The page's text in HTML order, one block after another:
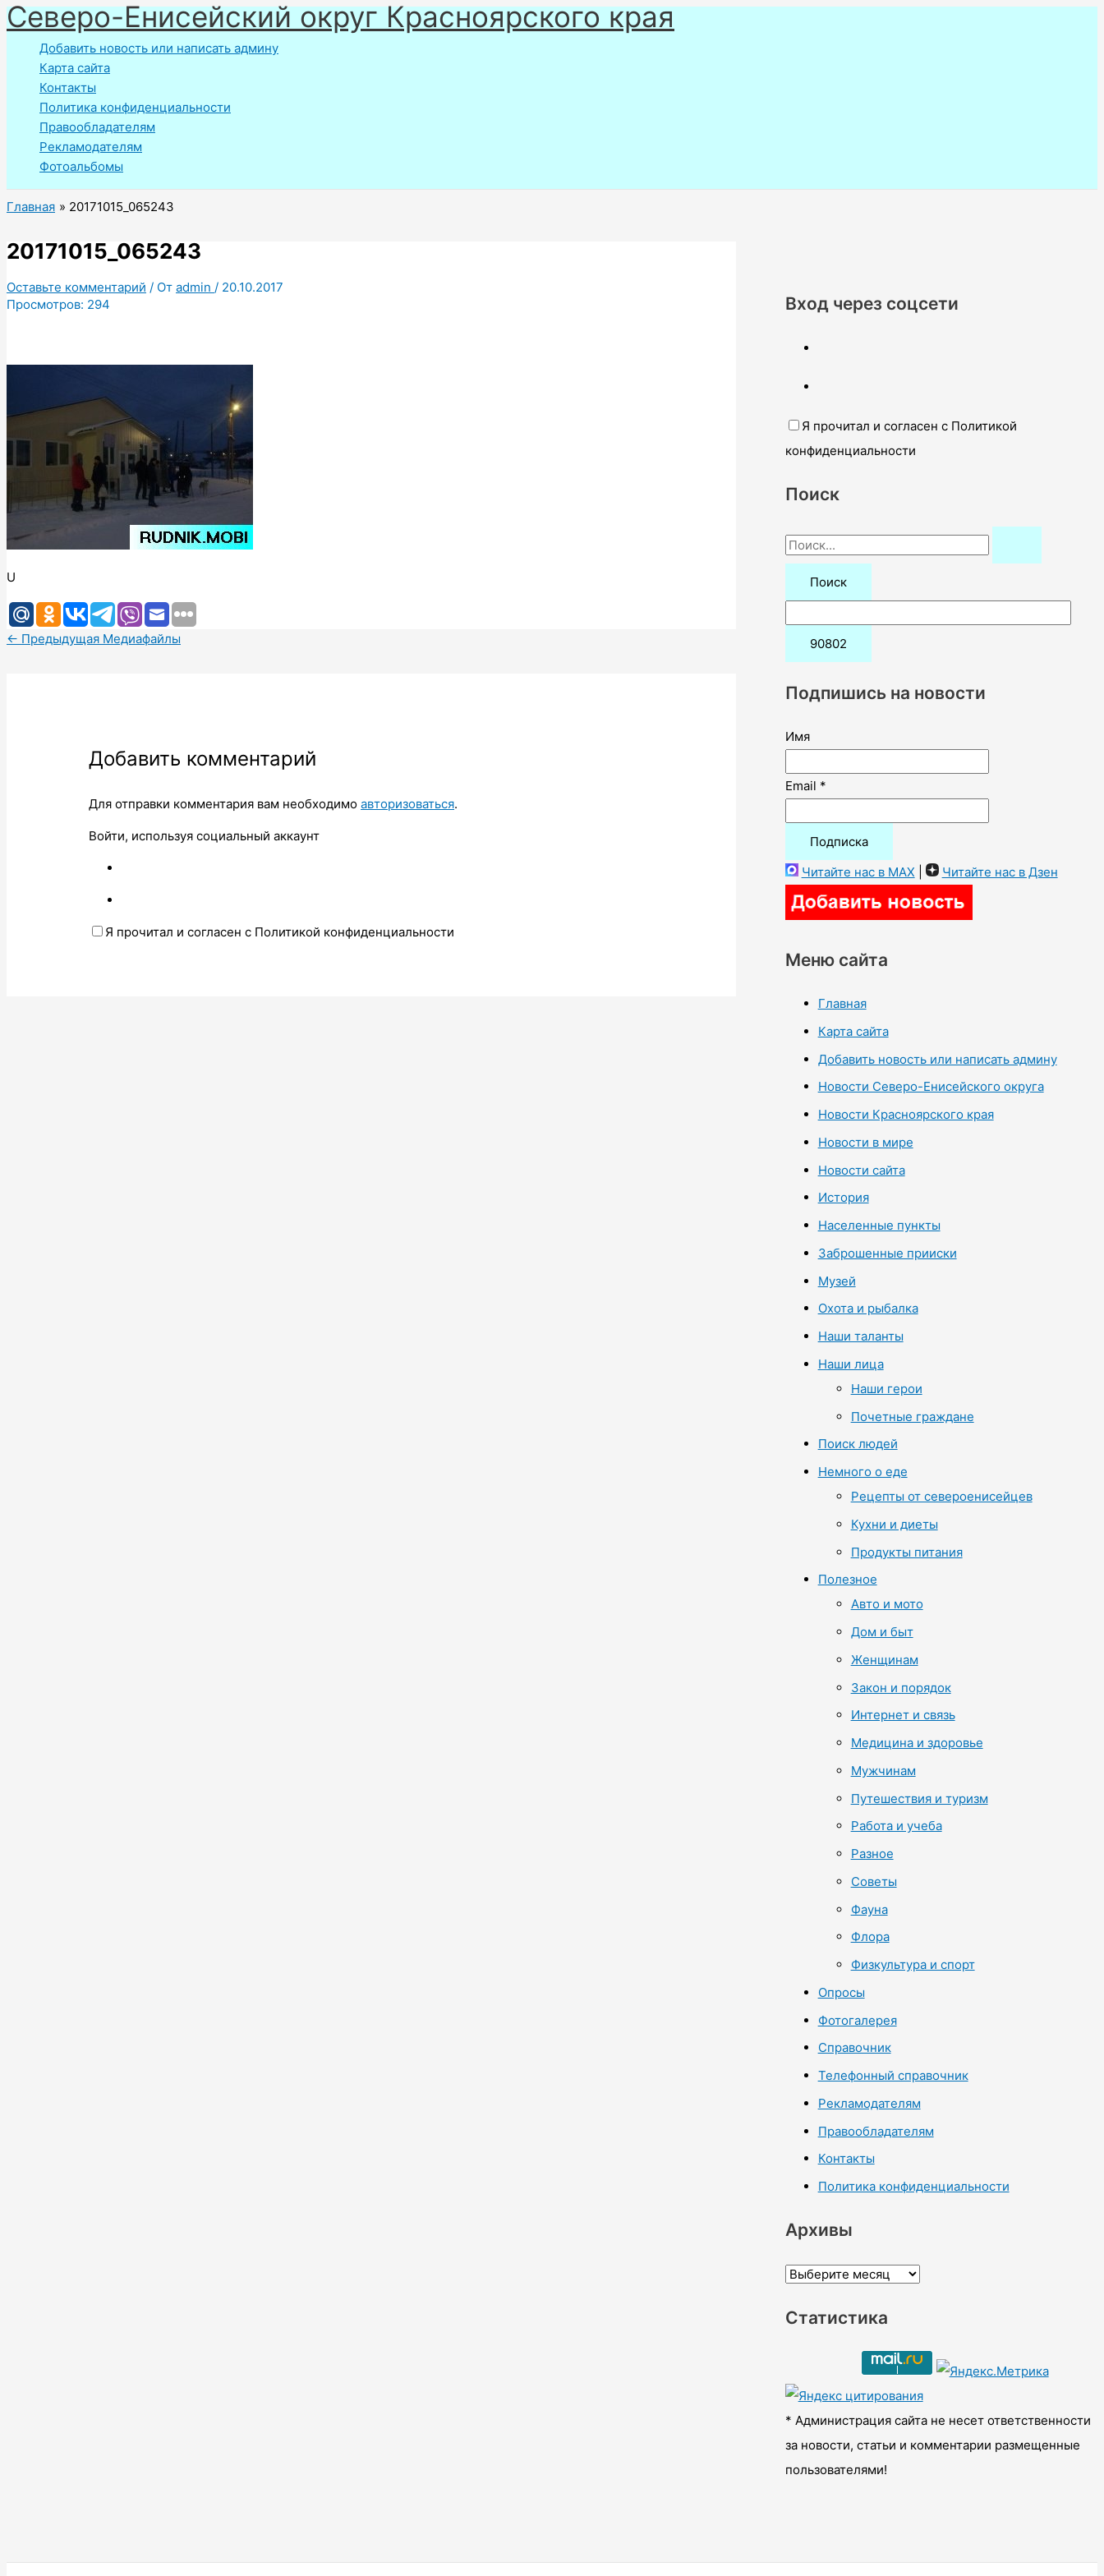
Перейти
к
содержимому
Северо-Енисейский округ Красноярского края
Добавить новость или написать админу
Карта сайта
Контакты
Политика конфиденциальности
Правообладателям
Рекламодателям
Фотоальбомы
Главная 20171015_065243
20171015_065243
Оставьте комментарий / От admin / 20.10.2017
Просмотров: 294
U
← Предыдущая Медиафайлы
Добавить комментарий
Для отправки комментария вам необходимоавторизоваться.
Войти, используя социальный аккаунт
Я прочитал и согласен с Политикой конфиденциальности
Вход через соцсети
Я прочитал и согласен с Политикой
конфиденциальности
Поиск
П
о
:
Подпишись на новости
Имя
Email *
Читайте нас в MAX Читайте нас в Дзен
Меню сайта
Главная
Карта сайта
Добавить новость или написать админу
Новости Северо-Енисейского округа
Новости Красноярского края
Новости в мире
Новости сайта
История
Населенные пункты
Заброшенные прииски
Музей
Охота и рыбалка
Наши таланты
Наши лица
Наши герои
Почетные граждане
Поиск людей
Немного о еде
Рецепты от североенисейцев
Кухни и диеты
Продукты питания
Полезное
Авто и мото
Дом и быт
Женщинам
Закон и порядок
Интернет и связь
Медицина и здоровье
Мужчинам
Путешествия и туризм
Работа и учеба
Разное
Советы
Фауна
Флора
Физкультура и спорт
Опросы
Фотогалерея
Справочник
Телефонный справочник
Рекламодателям
Правообладателям
Контакты
Политика конфиденциальности
Архивы
А
х
ы
Статистика
* Администрация сайта не несет ответственности
за новости, статьи и комментарии размещенные
пользователями!